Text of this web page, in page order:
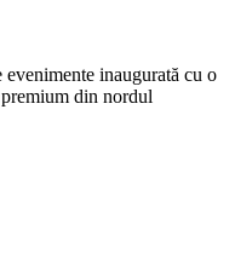
inaugurată cu o
din nordul